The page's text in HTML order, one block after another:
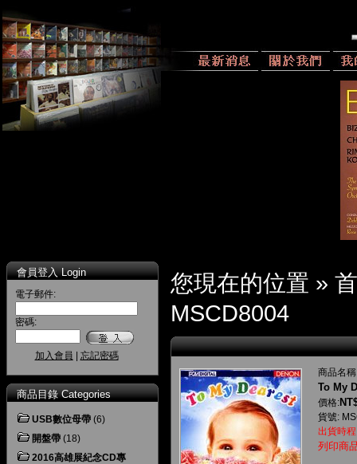
會員登入 Login
電子郵件:
密碼:
加入會員 忘記密碼
商品目錄 Categories
USB數位母帶 (6)
開盤帶 (18)
2016高雄展紀念CD專
您現在的位置 »
MSCD8004
商品名
To My
價格:
貨號:
出貨時
列印商